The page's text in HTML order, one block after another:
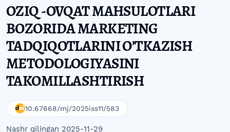
OZIQ -OVQAT MАHSULOTLARI
BOZORIDA MARKETING
TADQIQOTLARINI OʼTKAZISH
METODOLOGIYASINI
TAKOMILLASHTIRISH
10.67668/mj/2025iss11/583
Nashr qilingan 2025-11-29